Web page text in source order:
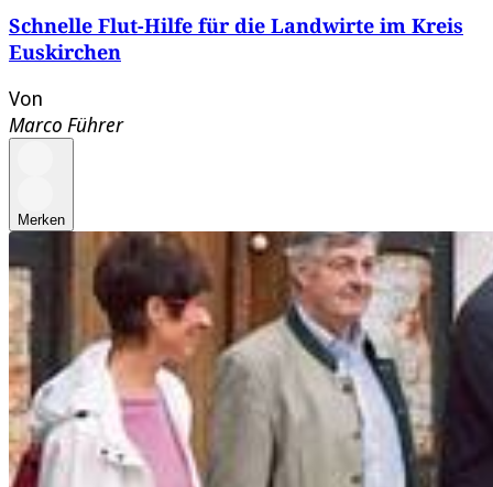
Schnelle Flut-Hilfe für die Landwirte im Kreis
Euskirchen
Von
Marco Führer
Merken